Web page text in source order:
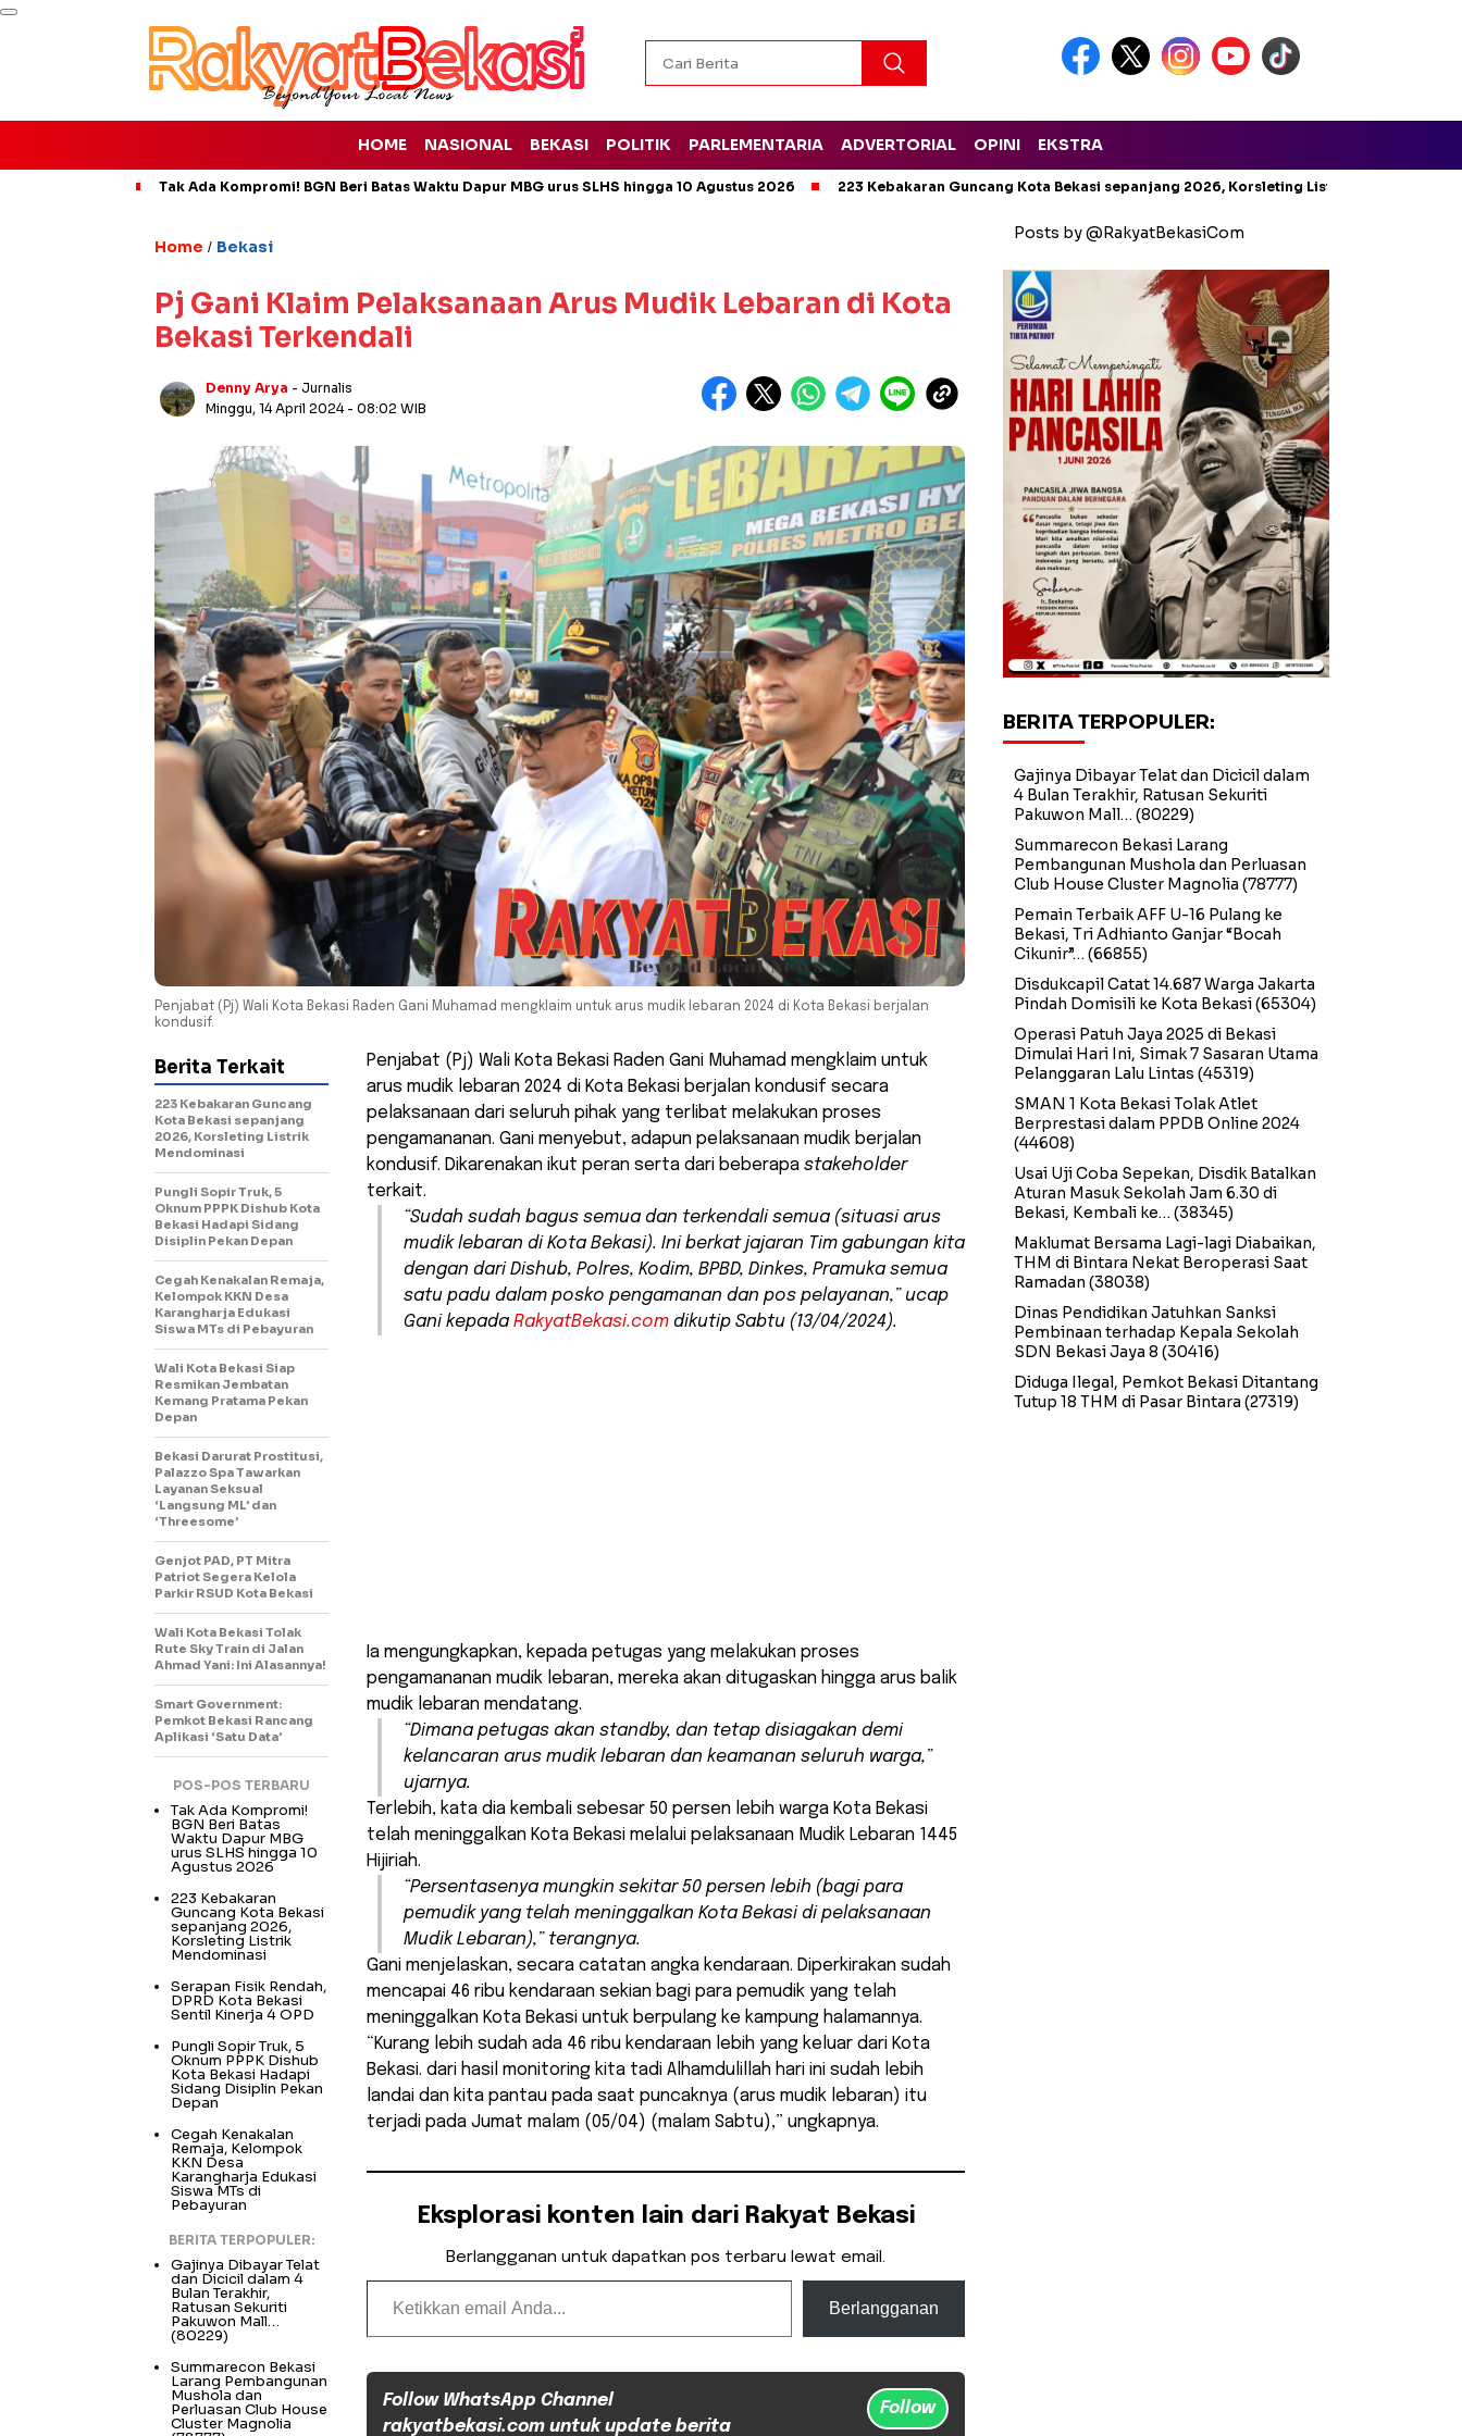
HOME NASIONAL BEKASI POLITIK PARLEMENTARIA ADVERTORIAL OPINI EKSTRA
Tak Ada Kompromi! BGN Beri Batas Waktu Dapur MBG urus SLHS hingga 10 Agustus 2026 223 Kebakaran Guncang Kota Bekasi sepanjang 2026, Korsleting Listrik Mendominasi
Home / Bekasi
Pj Gani Klaim Pelaksanaan Arus Mudik Lebaran di Kota
Bekasi Terkendali
Denny Arya - Jurnalis
Minggu, 14 April 2024 - 08:02 WIB
Penjabat (Pj) Wali Kota Bekasi Raden Gani Muhamad mengklaim untuk arus mudik lebaran 2024 di Kota Bekasi berjalan
kondusif.
Penjabat (Pj) Wali Kota Bekasi Raden Gani Muhamad mengklaim untuk
arus mudik lebaran 2024 di Kota Bekasi berjalan kondusif secara
pelaksanaan dari seluruh pihak yang terlibat melakukan proses
pengamananan. Gani menyebut, adapun pelaksanaan mudik berjalan
kondusif. Dikarenakan ikut peran serta dari beberapa stakeholder
terkait.
“Sudah sudah bagus semua dan terkendali semua (situasi arus
mudik lebaran di Kota Bekasi). Ini berkat jajaran Tim gabungan kita
dengan dari Dishub, Polres, Kodim, BPBD, Dinkes, Pramuka semua
satu padu dalam posko pengamanan dan pos pelayanan,” ucap
Gani kepada RakyatBekasi.com dikutip Sabtu (13/04/2024).
Ia mengungkapkan, kepada petugas yang melakukan proses
pengamananan mudik lebaran, mereka akan ditugaskan hingga arus balik
mudik lebaran mendatang.
“Dimana petugas akan standby, dan tetap disiagakan demi
kelancaran arus mudik lebaran dan keamanan seluruh warga,”
ujarnya.
Terlebih, kata dia kembali sebesar 50 persen lebih warga Kota Bekasi
telah meninggalkan Kota Bekasi melalui pelaksanaan Mudik Lebaran 1445
Hijiriah.
“Persentasenya mungkin sekitar 50 persen lebih (bagi para
pemudik yang telah meninggalkan Kota Bekasi di pelaksanaan
Mudik Lebaran),” terangnya.
Gani menjelaskan, secara catatan angka kendaraan. Diperkirakan sudah
mencapai 46 ribu kendaraan sekian bagi para pemudik yang telah
meninggalkan Kota Bekasi untuk berpulang ke kampung halamannya.
“Kurang lebih sudah ada 46 ribu kendaraan lebih yang keluar dari Kota
Bekasi. dari hasil monitoring kita tadi Alhamdulillah hari ini sudah lebih
landai dan kita pantau pada saat puncaknya (arus mudik lebaran) itu
terjadi pada Jumat malam (05/04) (malam Sabtu),” ungkapnya.
Eksplorasi konten lain dari Rakyat Bekasi
Berlangganan untuk dapatkan pos terbaru lewat email.
Ketikkan email Anda...
Berlangganan
Follow WhatsApp Channel
rakyatbekasi.com untuk update berita
Follow
Berita Terkait
223 Kebakaran Guncang
Kota Bekasi sepanjang
2026, Korsleting Listrik
Mendominasi
Pungli Sopir Truk, 5
Oknum PPPK Dishub Kota
Bekasi Hadapi Sidang
Disiplin Pekan Depan
Cegah Kenakalan Remaja,
Kelompok KKN Desa
Karangharja Edukasi
Siswa MTs di Pebayuran
Wali Kota Bekasi Siap
Resmikan Jembatan
Kemang Pratama Pekan
Depan
Bekasi Darurat Prostitusi,
Palazzo Spa Tawarkan
Layanan Seksual
‘Langsung ML’ dan
‘Threesome’
Genjot PAD, PT Mitra
Patriot Segera Kelola
Parkir RSUD Kota Bekasi
Wali Kota Bekasi Tolak
Rute Sky Train di Jalan
Ahmad Yani: Ini Alasannya!
Smart Government:
Pemkot Bekasi Rancang
Aplikasi ‘Satu Data’
POS-POS TERBARU
Tak Ada Kompromi!
BGN Beri Batas
Waktu Dapur MBG
urus SLHS hingga 10
Agustus 2026
223 Kebakaran
Guncang Kota Bekasi
sepanjang 2026,
Korsleting Listrik
Mendominasi
Serapan Fisik Rendah,
DPRD Kota Bekasi
Sentil Kinerja 4 OPD
Pungli Sopir Truk, 5
Oknum PPPK Dishub
Kota Bekasi Hadapi
Sidang Disiplin Pekan
Depan
Cegah Kenakalan
Remaja, Kelompok
KKN Desa
Karangharja Edukasi
Siswa MTs di
Pebayuran
BERITA TERPOPULER:
Gajinya Dibayar Telat
dan Dicicil dalam 4
Bulan Terakhir,
Ratusan Sekuriti
Pakuwon Mall…
(80229)
Summarecon Bekasi
Larang Pembangunan
Mushola dan
Perluasan Club House
Cluster Magnolia
Posts by @RakyatBekasiCom
BERITA TERPOPULER:
Gajinya Dibayar Telat dan Dicicil dalam
4 Bulan Terakhir, Ratusan Sekuriti
Pakuwon Mall… (80229)
Summarecon Bekasi Larang
Pembangunan Mushola dan Perluasan
Club House Cluster Magnolia (78777)
Pemain Terbaik AFF U-16 Pulang ke
Bekasi, Tri Adhianto Ganjar “Bocah
Cikunir”… (66855)
Disdukcapil Catat 14.687 Warga Jakarta
Pindah Domisili ke Kota Bekasi(65304)
Operasi Patuh Jaya 2025 di Bekasi
Dimulai Hari Ini, Simak 7 Sasaran Utama
Pelanggaran Lalu Lintas (45319)
SMAN 1 Kota Bekasi Tolak Atlet
Berprestasi dalam PPDB Online 2024
(44608)
Usai Uji Coba Sepekan, Disdik Batalkan
Aturan Masuk Sekolah Jam 6.30 di
Bekasi, Kembali ke… (38345)
Maklumat Bersama Lagi-lagi Diabaikan,
THM di Bintara Nekat Beroperasi Saat
Ramadan (38038)
Dinas Pendidikan Jatuhkan Sanksi
Pembinaan terhadap Kepala Sekolah
SDN Bekasi Jaya 8 (30416)
Diduga Ilegal, Pemkot Bekasi Ditantang
Tutup 18 THM di Pasar Bintara (27319)